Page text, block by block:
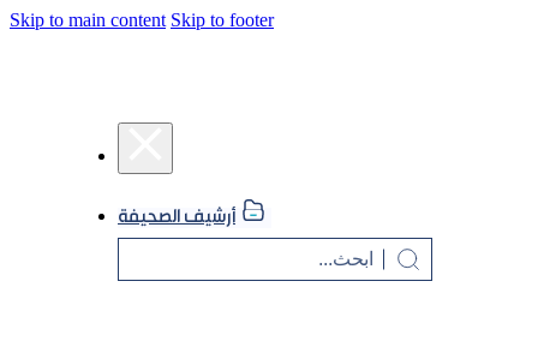
Skip to main content Skip to footer
أرشيف الصحيفة